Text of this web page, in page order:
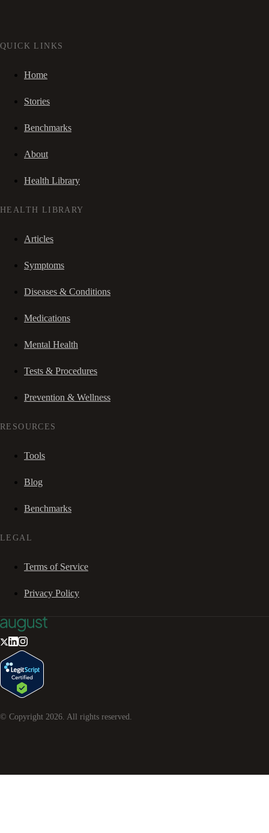
QUICK LINKS
Home
Stories
Benchmarks
About
Health Library
HEALTH LIBRARY
Articles
Symptoms
Diseases & Conditions
Medications
Mental Health
Tests & Procedures
Prevention & Wellness
RESOURCES
Tools
Blog
Benchmarks
LEGAL
Terms of Service
Privacy Policy
© Copyright 2026 . All rights reserved.